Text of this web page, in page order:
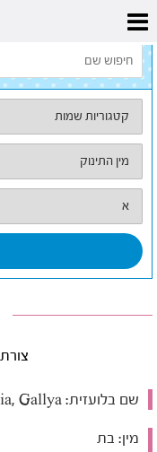
דף הבית
שם בלועזית:
מין: בת